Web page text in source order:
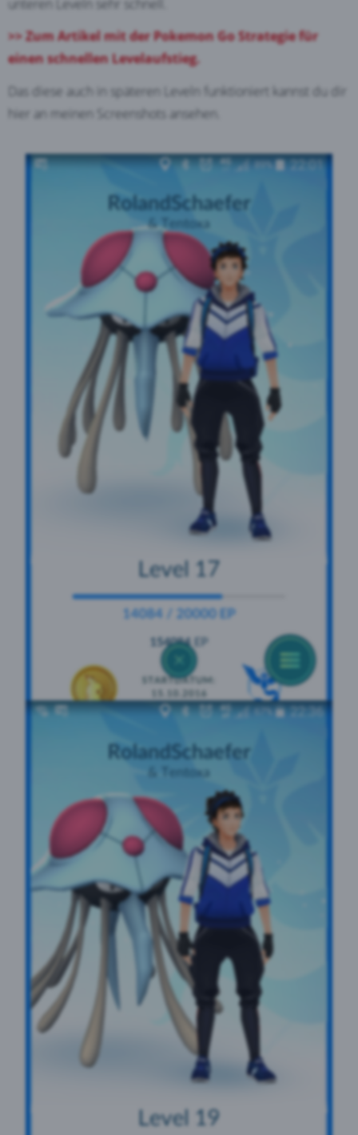
unteren Leveln sehr schnell.
>> Zum Artikel mit der Pokemon Go Strategie für
einen schnellen Levelaufstieg.
Das diese auch in späteren Leveln funktioniert kannst du dir
hier an meinen Screenshots ansehen.